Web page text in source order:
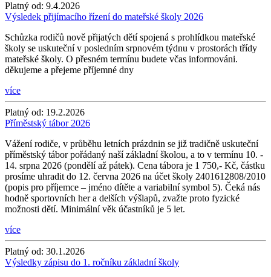
Platný od: 9.4.2026
Výsledek přijímacího řízení do mateřské školy 2026
Schůzka rodičů nově přijatých dětí spojená s prohlídkou mateřské
školy se uskuteční v posledním srpnovém týdnu v prostorách třídy
mateřské školy. O přesném termínu budete včas informováni.
děkujeme a přejeme příjemné dny
více
Platný od: 19.2.2026
Příměstský tábor 2026
Vážení rodiče, v průběhu letních prázdnin se již tradičně uskuteční
příměstský tábor pořádaný naší základní školou, a to v termínu 10. -
14. srpna 2026 (pondělí až pátek). Cena tábora je 1 750,- Kč, částku
prosíme uhradit do 12. června 2026 na účet školy 2401612808/2010
(popis pro příjemce – jméno dítěte a variabilní symbol 5). Čeká nás
hodně sportovních her a delších výšlapů, zvažte proto fyzické
možnosti dětí. Minimální věk účastníků je 5 let.
více
Platný od: 30.1.2026
Výsledky zápisu do 1. ročníku základní školy